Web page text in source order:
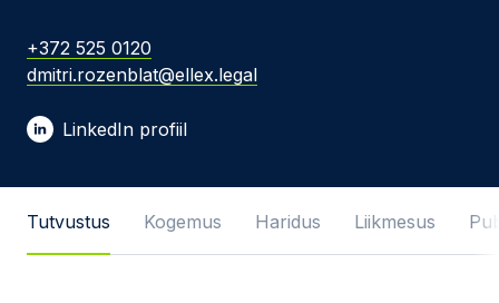
E-post *
Sõnum
+372 525 0120
dmitri.rozenblat@ellex.legal
LinkedIn profiil
Tutvustus Kogemus Haridus Liikmesus